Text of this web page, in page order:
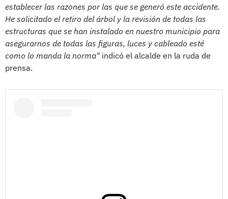
establecer las razones por las que se generó este accidente.
He solicitado el retiro del árbol y la revisión de todas las
estructuras que se han instalado en nuestro municipio para
asegurarnos de todas las figuras, luces y cableado esté
como lo manda la norma" indicó el alcalde en la ruda de
prensa.